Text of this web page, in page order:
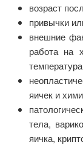
возраст
привычки
внешние
работа на
яичек и
тела,
яичка,